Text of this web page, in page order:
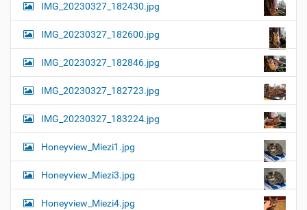
IMG_20230327_182430.jpg
IMG_20230327_182600.jpg
IMG_20230327_182846.jpg
IMG_20230327_182723.jpg
IMG_20230327_183224.jpg
Honeyview_Miezi1.jpg
Honeyview_Miezi3.jpg
Honeyview_Miezi4.jpg